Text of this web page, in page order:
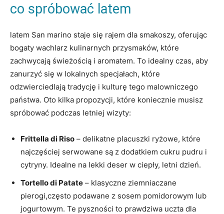
co spróbować latem
latem San marino staje się ⁣rajem dla ‌smakoszy, ‌oferując
bogaty wachlarz⁣ kulinarnych przysmaków,‌ które
zachwycają świeżością i‌ aromatem. To idealny czas, ‍aby
zanurzyć się w⁢ lokalnych specjałach, które
odzwierciedlają tradycję⁢ i kulturę ⁣tego malowniczego
państwa. Oto ‌kilka⁤ propozycji, które koniecznie​ musisz
spróbować ‌podczas⁣ letniej wizyty:
Frittella di Riso – delikatne⁤ placuszki ⁣ryżowe, ‍które⁤
najczęściej ​serwowane są z dodatkiem cukru pudru i
cytryny. Idealne na lekki ‌deser w ciepły, ⁢letni dzień.
Tortello ‍di Patate –​ klasyczne ziemniaczane
pierogi,często ⁢podawane z sosem pomidorowym lub
jogurtowym. Te pyszności to ⁤prawdziwa⁣ uczta dla